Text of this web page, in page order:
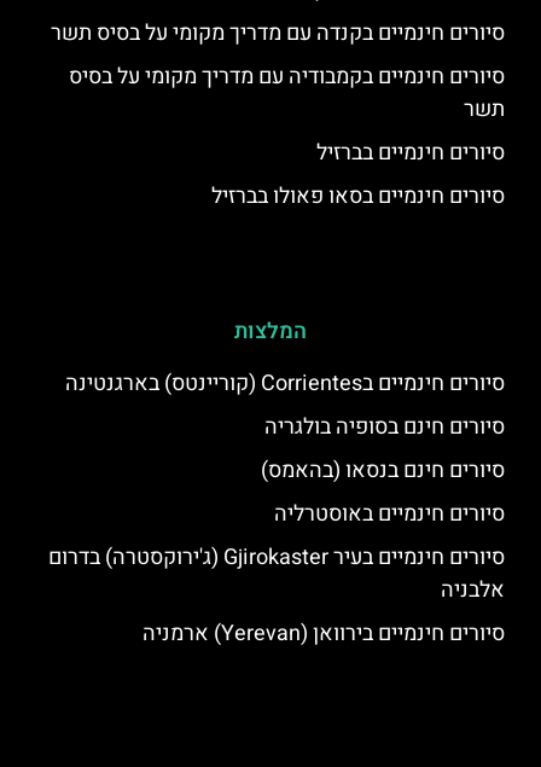
סיורים חינמיים בקנדה עם מדריך מקומי על בסיס תשר
סיורים חינמיים בקמבודיה עם מדריך מקומי על בסיס
תשר
סיורים חינמיים בברזיל
סיורים חינמיים בסאו פאולו בברזיל
המלצות
סיורים חינמיים בCorrientes (קוריינטס) בארגנטינה
סיורים חינם בסופיה בולגריה
סיורים חינם בנסאו (בהאמס)
סיורים חינמיים באוסטרליה
סיורים חינמיים בעיר Gjirokaster (ג'ירוקסטרה) בדרום
אלבניה
סיורים חינמיים בירוואן (Yerevan) ארמניה